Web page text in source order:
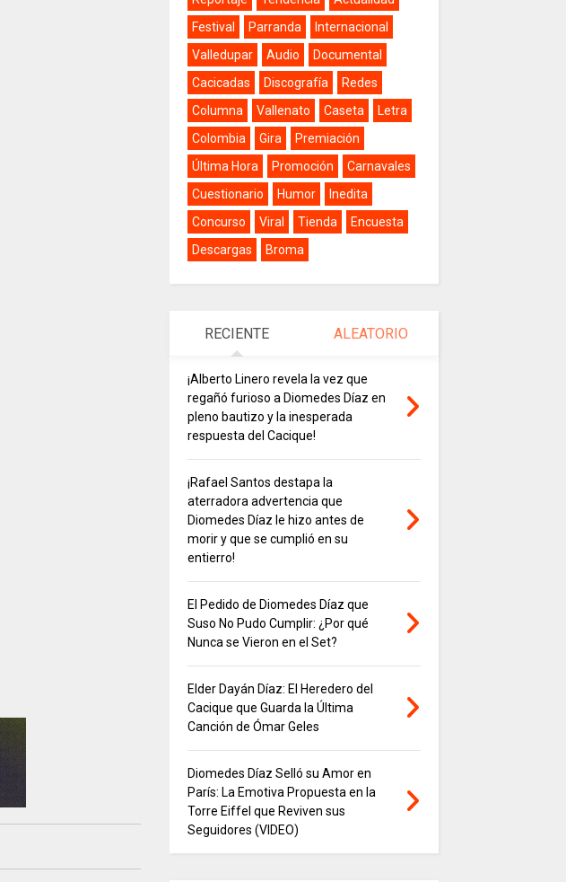
Festival
Parranda
Internacional
Valledupar
Audio
Documental
Cacicadas
Discografía
Redes
Columna
Vallenato Caseta
Letra
Colombia
Gira
Premiación
Última Hora
Promoción
Carnavales
Cuestionario
Humor
Inedita
Concurso
Viral Tienda
Encuesta
Descargas
Broma
RECIENTE ALEATORIO
¡Alberto Linero revela la vez que
regañó furioso a Diomedes Díaz en
pleno bautizo y la inesperada
respuesta del Cacique!
¡Rafael Santos destapa la
aterradora advertencia que
Diomedes Díaz le hizo antes de
morir y que se cumplió en su
entierro!
El Pedido de Diomedes Díaz que
Suso No Pudo Cumplir: ¿Por qué
Nunca se Vieron en el Set?
Elder Dayán Díaz: El Heredero del
Cacique que Guarda la Última
Canción de Ómar Geles
Diomedes Díaz Selló su Amor en
París: La Emotiva Propuesta en la
Torre Eiffel que Reviven sus
Seguidores (VIDEO)